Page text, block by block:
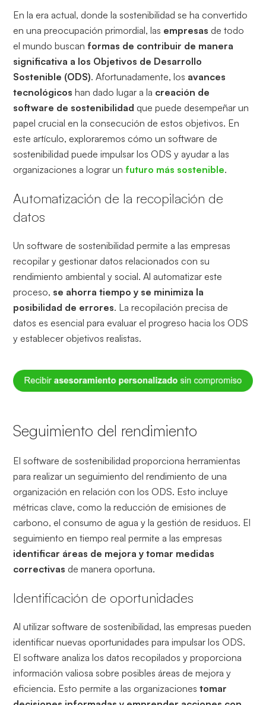
En la era actual, donde la sostenibilidad se ha convertido
en una preocupación primordial, las empresas de todo
el mundo buscanformas de contribuir de manera
significativa a los Objetivos de Desarrollo
Sostenible (ODS). Afortunadamente, los avances
tecnológicos han dado lugar a la creación de
software de sostenibilidad que puede desempeñar un
papel crucial en la consecución de estos objetivos. En
este artículo, exploraremos cómo un software de
sostenibilidad puede impulsar los ODS y ayudar a las
organizaciones a lograr unfuturo más sostenible.
Automatización de la recopilación de
datos
Un software de sostenibilidad permite a las empresas
recopilar y gestionar datos relacionados con su
rendimiento ambiental y social. Al automatizar este
proceso, se ahorra tiempo y se minimiza la
posibilidad de errores. La recopilación precisa de
datos es esencial para evaluar el progreso hacia los ODS
y establecer objetivos realistas.
Seguimiento del rendimiento
El software de sostenibilidad proporciona herramientas
para realizar un seguimiento del rendimiento de una
organización en relación con los ODS. Esto incluye
métricas clave, como la reducción de emisiones de
carbono, el consumo de agua y la gestión de residuos. El
seguimiento en tiempo real permite a las empresas
identificar áreas de mejora y tomar medidas
correctivas de manera oportuna.
Identificación de oportunidades
Al utilizar software de sostenibilidad, las empresas pueden
identificar nuevas oportunidades para impulsar los ODS.
El software analiza los datos recopilados y proporciona
información valiosa sobre posibles áreas de mejora y
eficiencia. Esto permite a las organizacionestomar